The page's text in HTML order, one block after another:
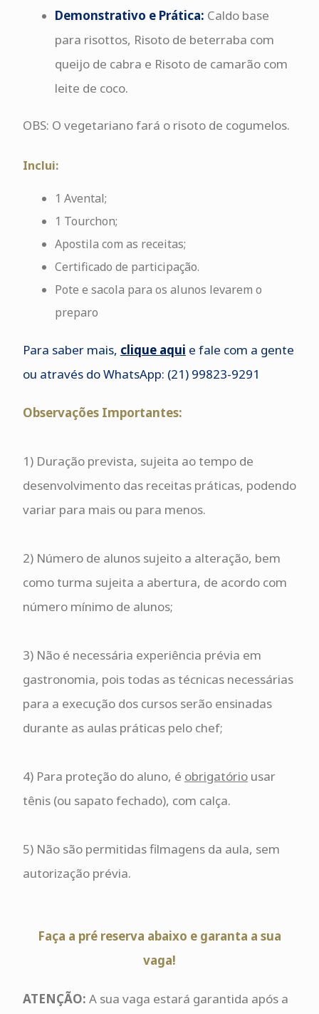
Demonstrativo e Prática: Caldo base
para risottos, Risoto de beterraba com
queijo de cabra e Risoto de camarão com
leite de coco.
OBS: O vegetariano fará o risoto de cogumelos.
Inclui:
1 Avental;
1 Tourchon;
Apostila com as receitas;
Certificado de participação.
Pote e sacola para os alunos levarem o
preparo
Para saber mais, clique aqui e fale com a gente
ou através do WhatsApp: (21) 99823-9291
Observações Importantes:
1) Duração prevista, sujeita ao tempo de
desenvolvimento das receitas práticas, podendo
variar para mais ou para menos.
2) Número de alunos sujeito a alteração, bem
como turma sujeita a abertura, de acordo com
número mínimo de alunos;
3) Não é necessária experiência prévia em
gastronomia, pois todas as técnicas necessárias
para a execução dos cursos serão ensinadas
durante as aulas práticas pelo chef;
4) Para proteção do aluno, é obrigatório usar
tênis (ou sapato fechado), com calça.
5) Não são permitidas filmagens da aula, sem
autorização prévia.
Faça a pré reserva abaixo e garanta a sua
vaga!
ATENÇÃO: A sua vaga estará garantida após a